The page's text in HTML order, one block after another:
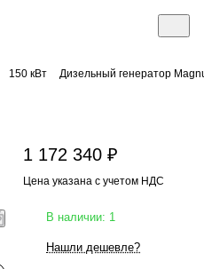
150 кВт Дизельный генератор
1 172 340 ₽
Цена указана с учетом НДС
В наличии: 1
Нашли дешевле?